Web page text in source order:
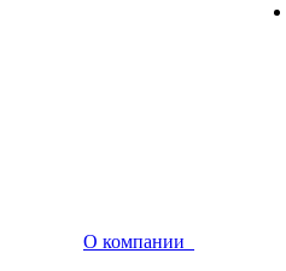
О компании